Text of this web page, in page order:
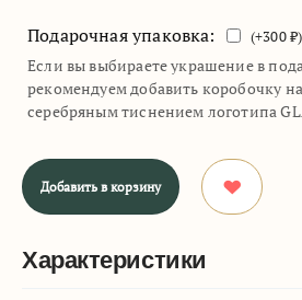
Подарочная упаковка: (+300₽)
Если вы выбираете украшение в
рекомендуем добавить коробочку
серебряным тиснением логотипа
Добавить в корзину
Характеристики